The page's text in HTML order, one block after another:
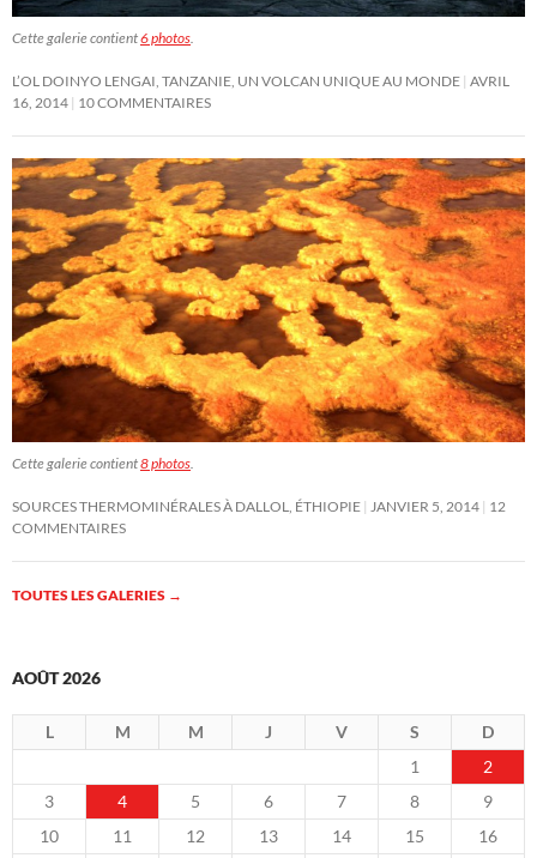
Cette galerie contient6 photos
L’OL DOINYO LENGAI, TANZANIE, UN VOLCAN UNIQUE AU MONDE AVRIL
16, 2014 10 COMMENTAIRES
Cette galerie contient8 photos
SOURCES THERMOMINÉRALES À DALLOL, ÉTHIOPIE JANVIER 5, 2014 12
COMMENTAIRES
TOUTES LES GALERIES →
AOÛT 2026
L M M J V S
D
1
2
3
4 5 6 7 8
9
10
11 12 13 14 15
16